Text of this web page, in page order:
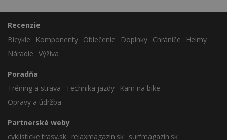
Recenzie
Bicykle
Komponenty Oblečenie Doplnky Chrániče
Helmy
Náradie Výživa
Poradňa
Tréning a strava
Technika jazdy
Kam na bike
Opravy a údržba
Partnerské weby
cyklisticke.trasy.sk relaxmagazin.sk surfmagazin.sk